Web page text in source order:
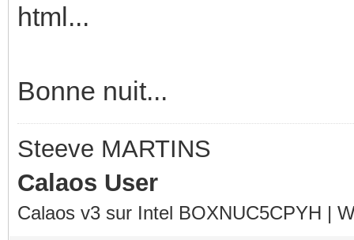
html...
Bonne nuit...
Steeve MARTINS
Calaos User
Calaos v3 sur Intel BOXNUC5CPYH |